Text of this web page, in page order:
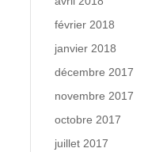
février 2018
janvier 2018
décembre 2017
novembre 2017
octobre 2017
juillet 2017